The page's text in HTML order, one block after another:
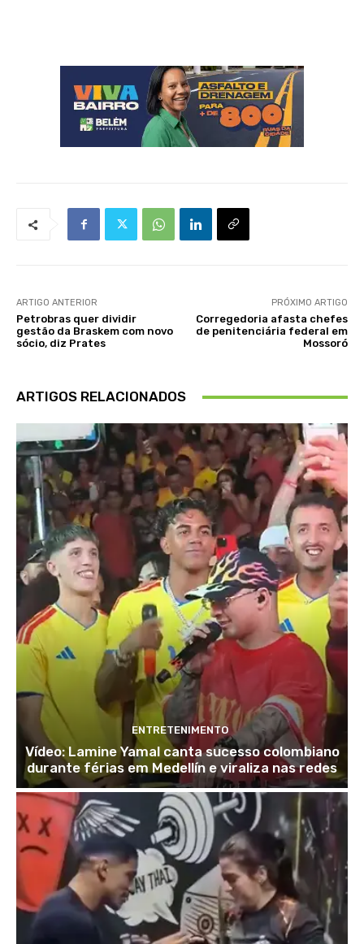
ARTIGO ANTERIOR
Petrobras quer dividir
gestão da Braskem com novo
sócio, diz Prates
PRÓXIMO ARTIGO
Corregedoria afasta chefes
de penitenciária federal em
Mossoró
ARTIGOS RELACIONADOS
ENTRETENIMENTO
Vídeo: Lamine Yamal canta sucesso colombiano
durante férias em Medellín e viraliza nas redes